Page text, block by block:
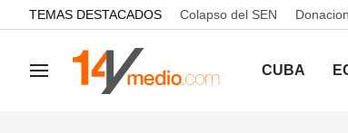
common.go-to-content
TEMAS DESTACADOS Colapso del SEN
Navegación CUBA